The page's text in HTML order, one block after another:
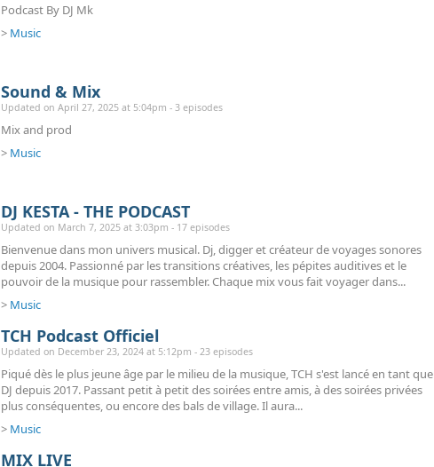
Podcast By DJ Mk
> Music
Sound & Mix
Updated on April 27, 2025 at 5:04pm - 3 episodes
Mix and prod
> Music
DJ KESTA - THE PODCAST
Updated on March 7, 2025 at 3:03pm - 17 episodes
Bienvenue dans mon univers musical. Dj, digger et créateur de voyages sonores
depuis 2004. Passionné par les transitions créatives, les pépites auditives et le
pouvoir de la musique pour rassembler. Chaque mix vous fait voyager dans...
> Music
TCH Podcast Officiel
Updated on December 23, 2024 at 5:12pm - 23 episodes
Piqué dès le plus jeune âge par le milieu de la musique, TCH s'est lancé en tant que
DJ depuis 2017. Passant petit à petit des soirées entre amis, à des soirées privées
plus conséquentes, ou encore des bals de village. Il aura...
> Music
MIX LIVE